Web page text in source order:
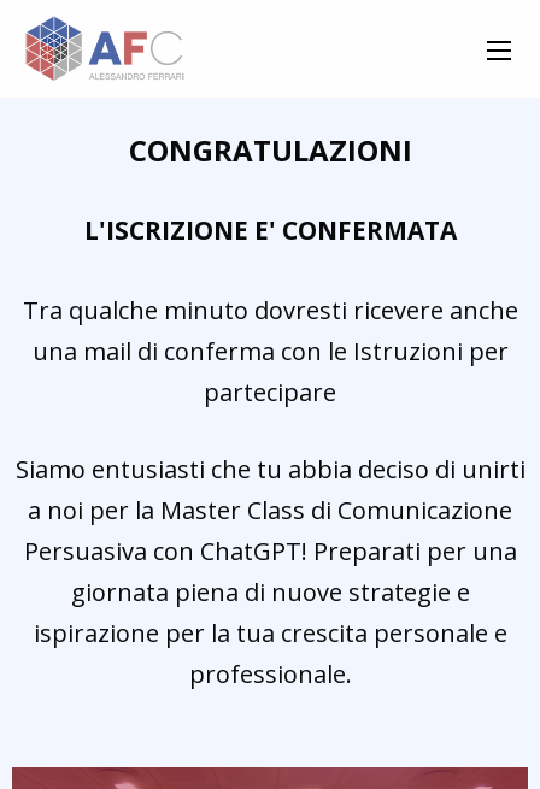
CONGRATULAZIONI
L'ISCRIZIONE E' CONFERMATA
Tra qualche minuto dovresti ricevere anche
una mail di conferma con le Istruzioni per
partecipare
Siamo entusiasti che tu abbia deciso di unirti
a noi per la Master Class di Comunicazione
Persuasiva con ChatGPT! Preparati per una
giornata piena di nuove strategie e
ispirazione per la tua crescita personale e
professionale.